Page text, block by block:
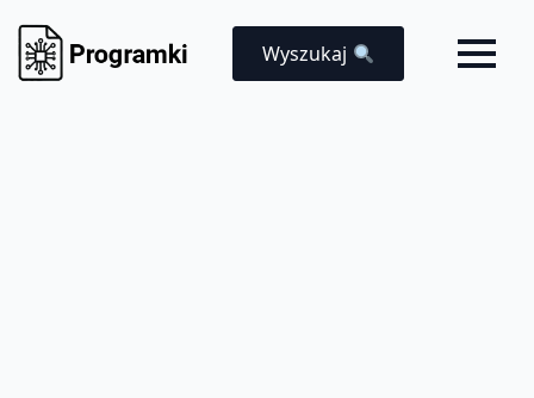
Wyszukaj